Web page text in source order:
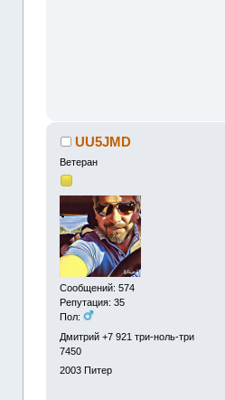
UU5JMD
Ветеран
Сообщений: 574
Репутация: 35
Пол:
Дмитрий +7 921 три-ноль-три
7450
2003 Питер